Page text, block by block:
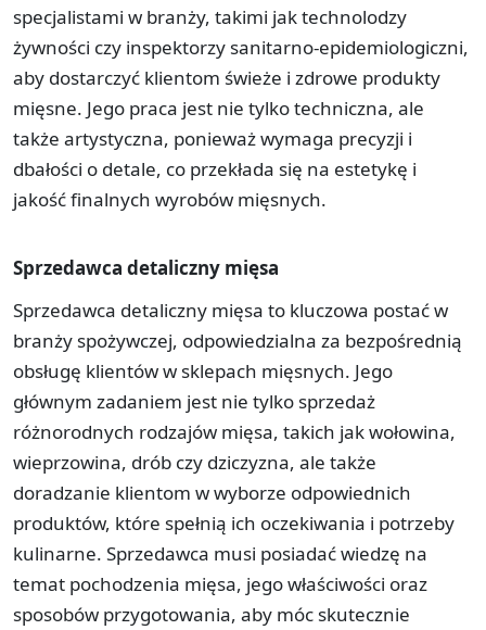
specjalistami w branży, takimi jak technolodzy
żywności czy inspektorzy sanitarno-epidemiologiczni,
aby dostarczyć klientom świeże i zdrowe produkty
mięsne. Jego praca jest nie tylko techniczna, ale
także artystyczna, ponieważ wymaga precyzji i
dbałości o detale, co przekłada się na estetykę i
jakość finalnych wyrobów mięsnych.
Sprzedawca detaliczny mięsa
Sprzedawca detaliczny mięsa to kluczowa postać w
branży spożywczej, odpowiedzialna za bezpośrednią
obsługę klientów w sklepach mięsnych. Jego
głównym zadaniem jest nie tylko sprzedaż
różnorodnych rodzajów mięsa, takich jak wołowina,
wieprzowina, drób czy dziczyzna, ale także
doradzanie klientom w wyborze odpowiednich
produktów, które spełnią ich oczekiwania i potrzeby
kulinarne. Sprzedawca musi posiadać wiedzę na
temat pochodzenia mięsa, jego właściwości oraz
sposobów przygotowania, aby móc skutecznie